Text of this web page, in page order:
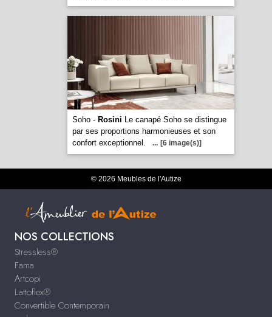
Soho - Rosini Le canapé Soho se distingue
par ses proportions harmonieuses et son
confort exceptionnel.
... [6 image(s)]
© 2026 Meubles de l'Autize
NOS COLLECTIONS
Stressless®
Fama
Artcopi
Lattoflex®
Convertible Contemporain